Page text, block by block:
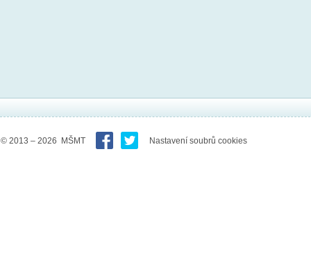
© 2013 – 2026 MŠMT Nastavení soubrů cookies